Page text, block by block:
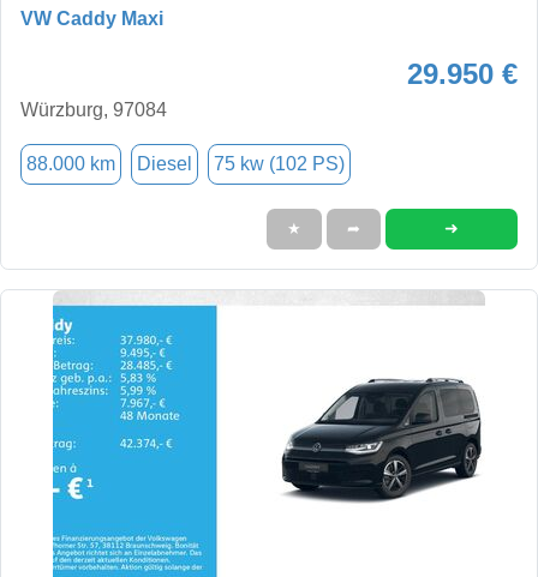
VW Caddy Maxi
29.950 €
Würzburg, 97084
88.000 km Diesel 75 kw (102 PS)
★ ➦ ➜